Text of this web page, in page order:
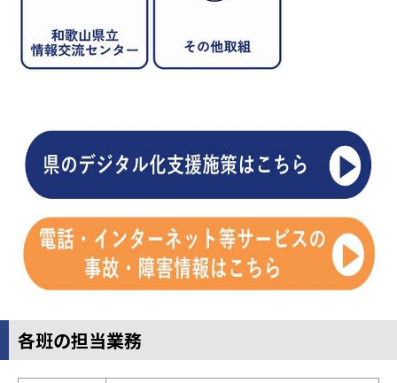
各班の担当業務